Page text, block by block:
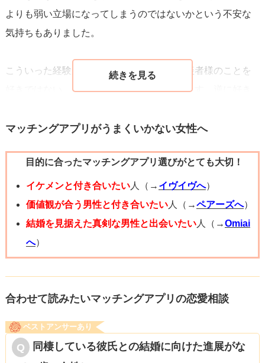
よりも弱い立場になってしまうのではないかという不安な
気持ちもありました。
こういった経験から私は、彼は決してご相談者様のことを
好きではない、というわけではないと思います。逆に好き
しょうか。
わせようとする人に好きだと言いたくない」という言葉が
あったように、むりに言わせようとすると彼は気分を害し
てしまうばかりです。
彼がご相談者様のことを心から好きになり、「自分の人生
には欠かせない人」だと思うようになれば、自然と口をつ
いて出るはずです。私自身がそうでした。好きと言ってく
れないこと以外に問題がないのでしたら、ぜひその時を楽
しみにして関係を築くことをおすすめします（好きと言っ
が）。
マッチングアプリがうまくいかない女性へ
目的に合ったマッチングアプリ選びがとても大切！
イケメンと付き合いたい人（→ イヴイヴへ）
価値観が合う男性と付き合いたい人（→ペアーズへ）
結婚を見据えた真剣な男性と出会いたい人（→Omiai
へ）
合わせて読みたいマッチングアプリの恋愛相談
ベストアンサーあり
同棲している彼氏との結婚に向けた進展がな